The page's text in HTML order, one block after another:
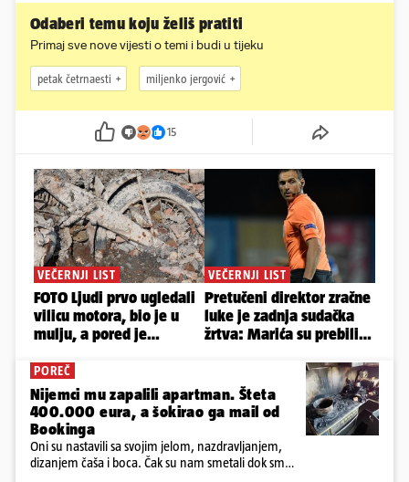
Odaberi temu koju želiš pratiti
Primaj sve nove vijesti o temi i budi u tijeku
petak četrnaesti miljenko jergović
15
POREČ
Nijemci mu zapalili apartman. Šteta
400.000 eura, a šokirao ga mail od
Bookinga
Oni su nastavili sa svojim jelom, nazdravljanjem,
dizanjem čaša i boca. Čak su nam smetali dok smo